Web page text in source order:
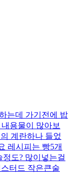
는데 가기전에 밥
용물이 많아보
계란하나 들었
레시피는 빵5개
도? 많이넣는걸
터드 작은큰술